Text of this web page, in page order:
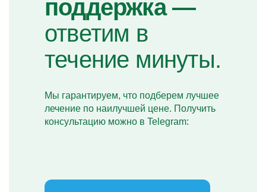
поддержка —
ответим в
течение минуты.
Мы гарантируем, что подберем лучшее
лечение по наилучшей цене. Получить
консультацию можно в Telegram: